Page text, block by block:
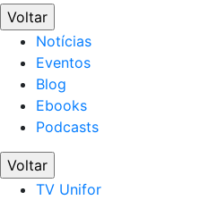
Voltar
Notícias
Eventos
Blog
Ebooks
Podcasts
Voltar
TV Unifor